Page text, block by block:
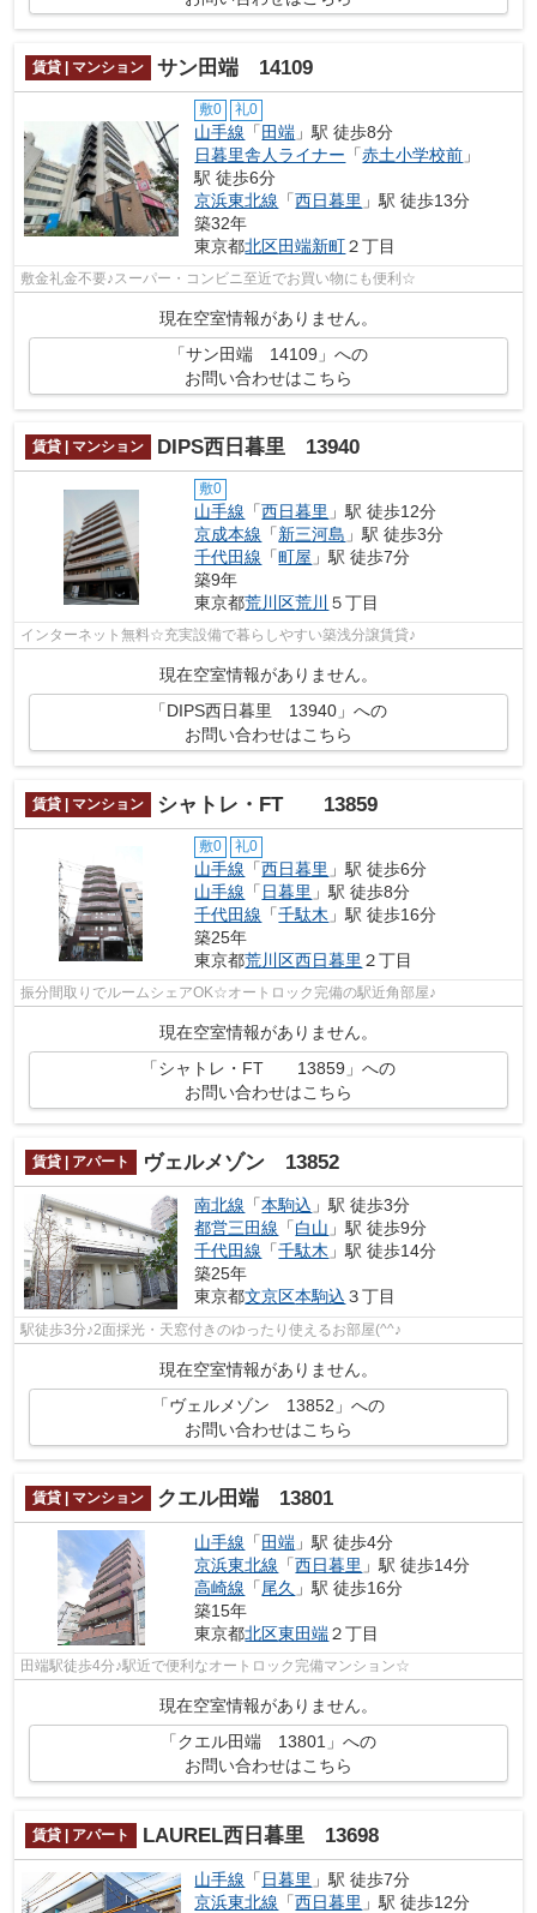
賃貸 | マンション サン田端 14109
敷0 礼0
山手線 「 田端 」駅 徒歩8分
日暮里舎人ライナー 「赤土小学校前 」
駅 徒歩6分
京浜東北線 「西日暮里 」駅 徒歩13分
築32年
東京都北区田端新町２丁目
敷金礼金不要♪スーパー・コンビニ至近でお買い物にも便利☆
現在空室情報がありません。
「サン田端 14109」への
お問い合わせはこちら
賃貸 | マンション DIPS西日暮里 13940
敷0
山手線 「西日暮里 」駅 徒歩12分
京成本線 「新三河島 」駅 徒歩3分
千代田線 「町屋 」駅 徒歩7分
築9年
東京都荒川区荒川 ５丁目
インターネット無料☆充実設備で暮らしやすい築浅分譲賃貸♪
現在空室情報がありません。
「DIPS西日暮里 13940」への
お問い合わせはこちら
賃貸 | マンション シャトレ・FT 13859
敷0 礼0
山手線 「西日暮里 」駅 徒歩6分
山手線 「 日暮里 」駅 徒歩8分
千代田線 「千駄木 」駅 徒歩16分
築25年
東京都荒川区西日暮里 ２丁目
振分間取りでルームシェアOK☆オートロック完備の駅近角部屋♪
現在空室情報がありません。
「シャトレ・FT 13859」への
お問い合わせはこちら
賃貸 | アパート ヴェルメゾン 13852
南北線 「本駒込 」駅 徒歩3分
都営三田線 「白山 」駅 徒歩9分
千代田線 「千駄木 」駅 徒歩14分
築25年
東京都文京区本駒込 ３丁目
駅徒歩3分♪2面採光・天窓付きのゆったり使えるお部屋(^^♪
現在空室情報がありません。
「ヴェルメゾン 13852」への
お問い合わせはこちら
賃貸 | マンション クエル田端 13801
山手線 「 田端 」駅 徒歩4分
京浜東北線 「西日暮里 」駅 徒歩14分
高崎線 「尾久 」駅 徒歩16分
築15年
東京都北区東田端２丁目
田端駅徒歩4分♪駅近で便利なオートロック完備マンション☆
現在空室情報がありません。
「クエル田端 13801」への
お問い合わせはこちら
賃貸 | アパート LAUREL西日暮里 13698
山手線 「 日暮里 」駅 徒歩7分
京浜東北線 「西日暮里 」駅 徒歩12分